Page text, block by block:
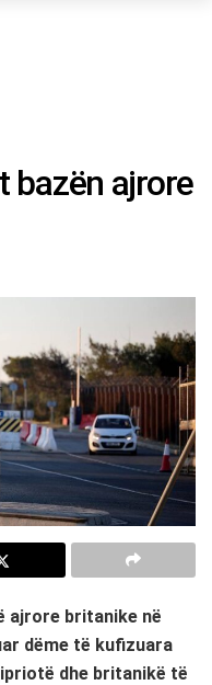
bazën ajrore
ajrore britanike në
dëme të kufizuara
dhe britanikë të